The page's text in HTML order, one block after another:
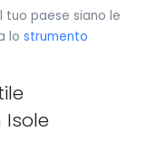
tuo paese siano le
lo strumento